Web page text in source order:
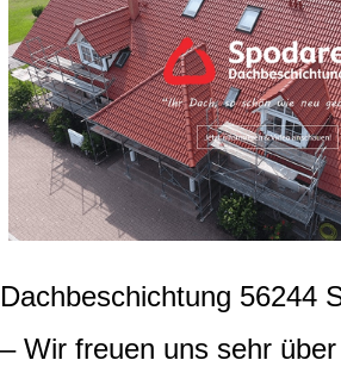
Dachbeschichtung 56244
– Wir freuen uns sehr